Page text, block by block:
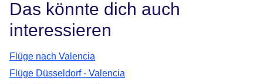
Das könnte dich auch
interessieren
Flüge nach Valencia
Flüge Düsseldorf - Valencia